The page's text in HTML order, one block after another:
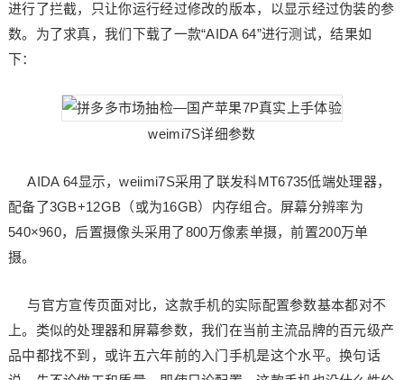
进行了拦截，只让你运行经过修改的版本，以显示经过伪装的参
数。为了求真，我们下载了一款“AIDA 64”进行测试，结果如
下：
weimi7S详细参数
AIDA 64显示，weiimi7S采用了联发科MT6735低端处理器，
配备了3GB+12GB（或为16GB）内存组合。屏幕分辨率为
540×960，后置摄像头采用了800万像素单摄，前置200万单
摄。
与官方宣传页面对比，这款手机的实际配置参数基本都对不
上。类似的处理器和屏幕参数，我们在当前主流品牌的百元级产
品中都找不到，或许五六年前的入门手机是这个水平。换句话